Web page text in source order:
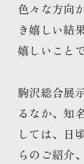
色々な方向
き嬉しい結
嬉しいこと
駒沢総合展
るなか、知
しては、日
らのご紹介